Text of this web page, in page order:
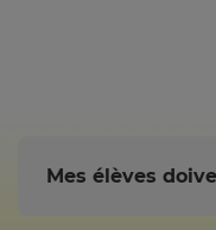
Mes élèves